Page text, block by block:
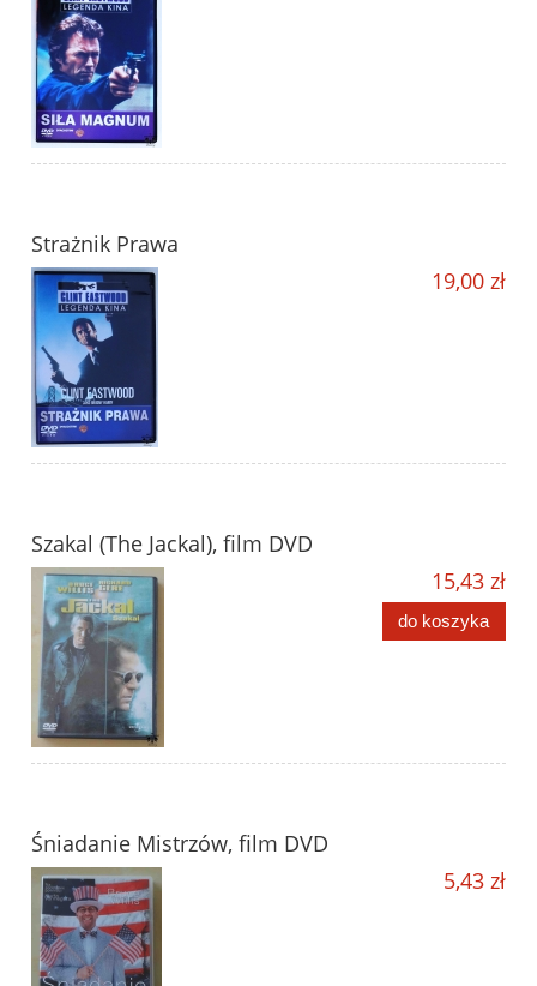
Strażnik Prawa
19,00 zł
Szakal (The Jackal), film DVD
15,43 zł
do koszyka
Śniadanie Mistrzów, film DVD
5,43 zł